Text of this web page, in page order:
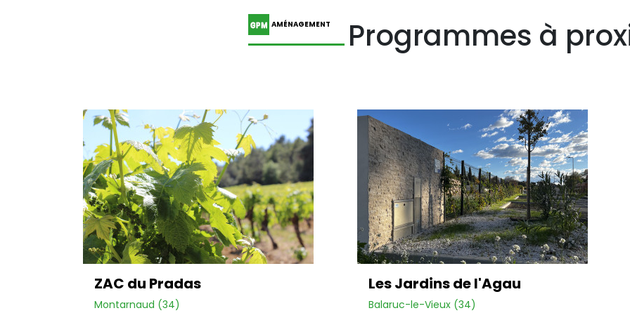
AMÉNAGEMENT Programmes à
ZAC du Pradas
Montarnaud (34)
Les Jardins de l'Agau
Balaruc-le-Vieux (34)